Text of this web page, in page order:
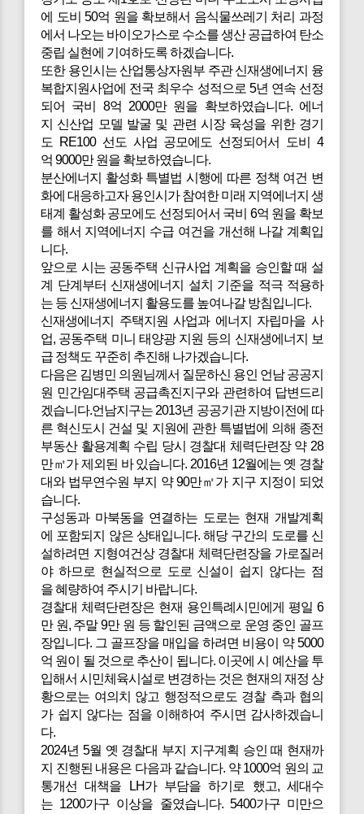
에 도비 50억 원을 확보해서 음식물쓰레기 처리 과정
에서 나오는 바이오가스로 수소를 생산 공급하여 탄소
중립 실현에 기여하도록 하겠습니다.
또한 용인시는 산업통상자원부 주관 신재생에너지 융
복합지원사업에 전국 최우수 성적으로 5년 연속 선정
되어 국비 8억 2000만 원을 확보하였습니다. 에너
지 신산업 모델 발굴 및 관련 시장 육성을 위한 경기
도 RE100 선도 사업 공모에도 선정되어서 도비 4
억 9000만 원을 확보하였습니다.
분산에너지 활성화 특별법 시행에 따른 정책 여건 변
화에 대응하고자 용인시가 참여한 미래 지역에너지 생
태계 활성화 공모에도 선정되어서 국비 6억 원을 확보
를 해서 지역에너지 수급 여건을 개선해 나갈 계획입
니다.
앞으로 시는 공동주택 신규사업 계획을 승인할 때 설
계 단계부터 신재생에너지 설치 기준을 적극 적용하
는 등 신재생에너지 활용도를 높여나갈 방침입니다.
신재생에너지 주택지원 사업과 에너지 자립마을 사
업, 공동주택 미니 태양광 지원 등의 신재생에너지 보
급 정책도 꾸준히 추진해 나가겠습니다.
다음은 김병민 의원님께서 질문하신 용인 언남 공공지
원 민간임대주택 공급촉진지구와 관련하여 답변드리
겠습니다.언남지구는 2013년 공공기관 지방이전에 따
른 혁신도시 건설 및 지원에 관한 특별법에 의해 종전
부동산 활용계획 수립 당시 경찰대 체력단련장 약 28
만㎡가 제외된 바 있습니다. 2016년 12월에는 옛 경찰
대와 법무연수원 부지 약 90만㎡가 지구 지정이 되었
습니다.
구성동과 마북동을 연결하는 도로는 현재 개발계획
에 포함되지 않은 상태입니다. 해당 구간의 도로를 신
설하려면 지형여건상 경찰대 체력단련장을 가로질러
야 하므로 현실적으로 도로 신설이 쉽지 않다는 점
을 혜량하여 주시기 바랍니다.
경찰대 체력단련장은 현재 용인특례시민에게 평일 6
만 원, 주말 9만 원 등 할인된 금액으로 운영 중인 골프
장입니다. 그 골프장을 매입을 하려면 비용이 약 5000
억 원이 될 것으로 추산이 됩니다. 이곳에 시 예산을 투
입해서 시민체육시설로 변경하는 것은 현재의 재정 상
황으로는 여의치 않고 행정적으로도 경찰 측과 협의
가 쉽지 않다는 점을 이해하여 주시면 감사하겠습니
다.
2024년 5월 옛 경찰대 부지 지구계획 승인 때 현재까
지 진행된 내용은 다음과 같습니다. 약 1000억 원의 교
통개선 대책을 LH가 부담을 하기로 했고, 세대수
는 1200가구 이상을 줄였습니다. 5400가구 미만으